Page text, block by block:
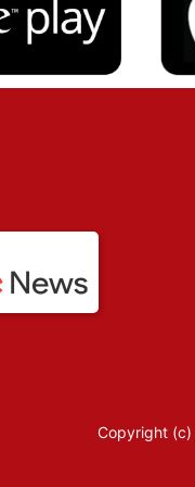
Copyright (c)